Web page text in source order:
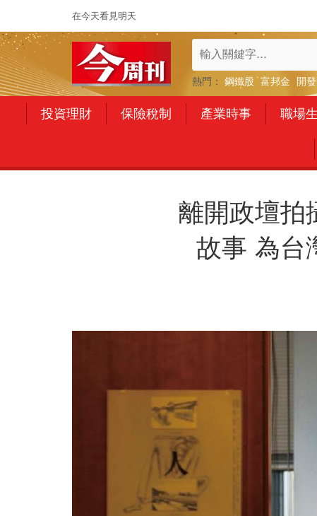
在今天看見明天
熱門： 鋼鐵股 富邦金 開
投資理財 保險稅制 產業時事 職場
離開政壇拍
故事 為台